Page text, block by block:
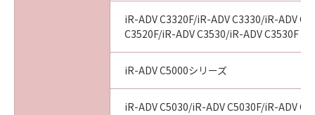
AGREEMENT IS THE COMPLETE AND
EXCLUSIVE STATEMENT OF AGREEMENT
BETWEEN YOU AND CANON CONCERNING
THE SUBJECT MATTER HEREOF AND
SUPERSEDES ALL PROPOSALS OR PRIOR
AGREEMENTS, VERBAL OR WRITTEN, AND
iR-ADV C3320F/iR-ADV C3330/iR-ADV
C3520F/iR-ADV C3530/iR-ADV C3530F
iR-ADV C5000シリーズ
iR-ADV C5030/iR-ADV C5030F/iR-ADV